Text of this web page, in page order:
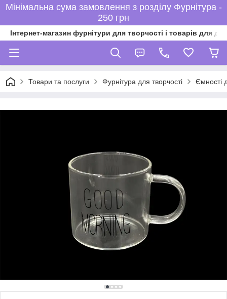
Мінімальна сума замовлення з розділу Фурнітура -
250 грн
Інтернет-магазин фурнітури для творчості і товарів для
Товари та послуги Фурнітура для творчості Ємності